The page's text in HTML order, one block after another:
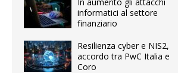
informatici al settore
finanziario
Resilienza cyber e NIS2,
accordo tra PwC Italia e
Coro